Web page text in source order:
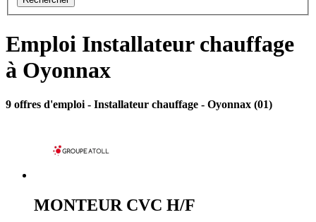
Emploi Installateur chauffage
à Oyonnax
9 offres d'emploi - Installateur chauffage - Oyonnax (01)
MONTEUR CVC H/F